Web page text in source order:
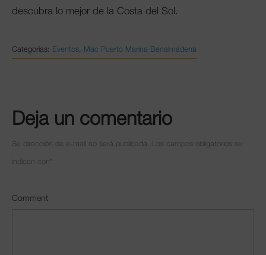
descubra lo mejor de la Costa del Sol.
Categorías: Eventos, Mac Puerto Marina Benalmádena
Deja un comentario
Su dirección de e-mail no será publicada. Los campos obligatorios se
indican con *
Comment